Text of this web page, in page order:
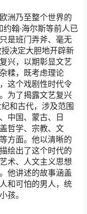
洲乃至整个世界的
约翰·海尔斯等前人已
是班门弄斧、毫无
决定大胆地开辟新
兴，以期彰显文艺
糅，既考虑理论
这个戏剧性时代令
为了揭露文艺复兴
和古代，涉及范围
中国、蒙古、日
哲学、宗教、文
方面。他以清晰的
绘出了这个时代的
术、人文主义思想
他讲述的故事涵盖
和可怕的男人，统
孩。